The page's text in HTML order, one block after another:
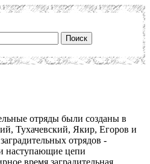
отряды были созданы в
Тухачевский, Якир, Егоров и
отрядов -
наступающие цепи